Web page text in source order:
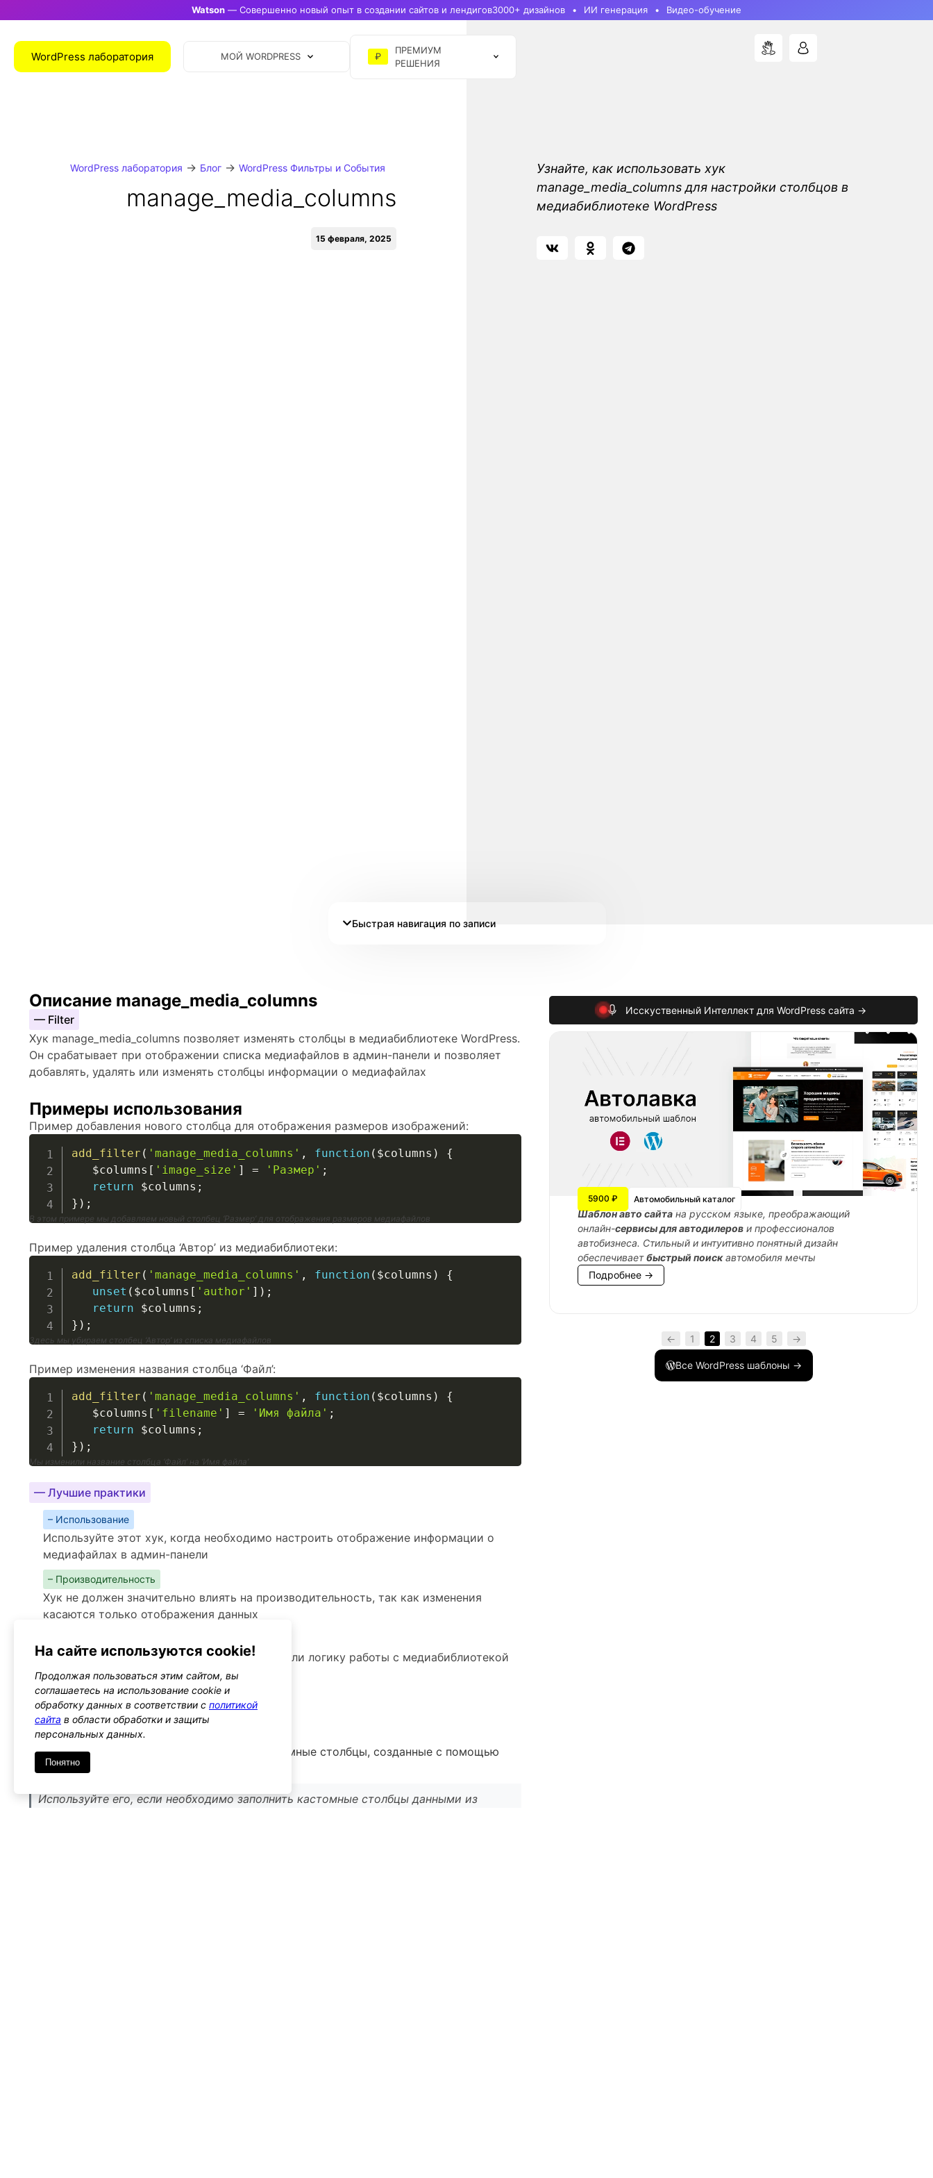
Watson — Совершенно новый опыт в создании сайтов и лендигов3000+ дизайнов ИИ генерация Видео-обучение
WordPress лаборатория МОЙ WORDPRESS ₽
ПРЕМИУМ
РЕШЕНИЯ
WordPress лаборатория → Блог→ WordPress Фильтры и События
manage_media_columns
15 февраля, 2025
Узнайте, как использовать хук
manage_media_columns для настройки столбцов в
медиабиблиотеке WordPress
Быстрая навигация по записи
Описание manage_media_columns
— Filter
Хук manage_media_columns позволяет изменять столбцы в медиабиблиотеке WordPress.
Он срабатывает при отображении списка медиафайлов в админ-панели и позволяет
добавлять, удалять или изменять столбцы информации о медиафайлах
Примеры использования
Пример добавления нового столбца для отображения размеров изображений:
add_filter ( 'manage_media_columns' , function ( $columns )
{
$columns [ 'image_size' ] = 'Размер' ;
return
$columns ;
} ) ;
В этом примере мы добавляем новый столбец ‘Размер’ для отображения размеров медиафайлов
Пример удаления столбца ‘Автор’ из медиабиблиотеки:
add_filter ( 'manage_media_columns' , function ( $columns )
{
unset ( $columns [ 'author' ] ) ;
return
$columns ;
} ) ;
Здесь мы убираем столбец ‘Автор’ из списка медиафайлов
Пример изменения названия столбца ‘Файл’:
add_filter ( 'manage_media_columns' , function ( $columns )
{
$columns [ 'filename' ] = 'Имя файла' ;
return
$columns ;
} ) ;
Мы изменили название столбца ‘Файл’ на ‘Имя файла’
— Лучшие практики
– Использование
Используйте этот хук, когда необходимо настроить отображение информации о
медиафайлах в админ-панели
– Производительность
Хук не должен значительно влиять на производительность, так как изменения
касаются только отображения данных
Следите за тем, чтобы изменения не нарушали логику работы с медиабиблиотекой
Альтернативы
manage_media_custom_column
Тип: action
Этот хук позволяет добавлять данные в кастомные столбцы, созданные с помощью
manage_media_columns
Используйте его, если необходимо заполнить кастомные столбцы данными из
Исскуственный Интеллект для WordPress сайта →
5900 ₽ Автомобильный каталог
Шаблон авто сайта на русском языке, преображающий
онлайн-сервисы для автодилеров и профессионалов
автобизнеса. Стильный и интуитивно понятный дизайн
обеспечиваетбыстрый поискавтомобиля мечты
Подробнее →
← 1 2 3 4 5 →
Все WordPress шаблоны →
На сайте используются cookie!
Продолжая пользоваться этим сайтом, вы
соглашаетесь на использование cookie и
обработку данных в соответствии с политикой
сайта в области обработки и защиты
персональных данных.
Понятно